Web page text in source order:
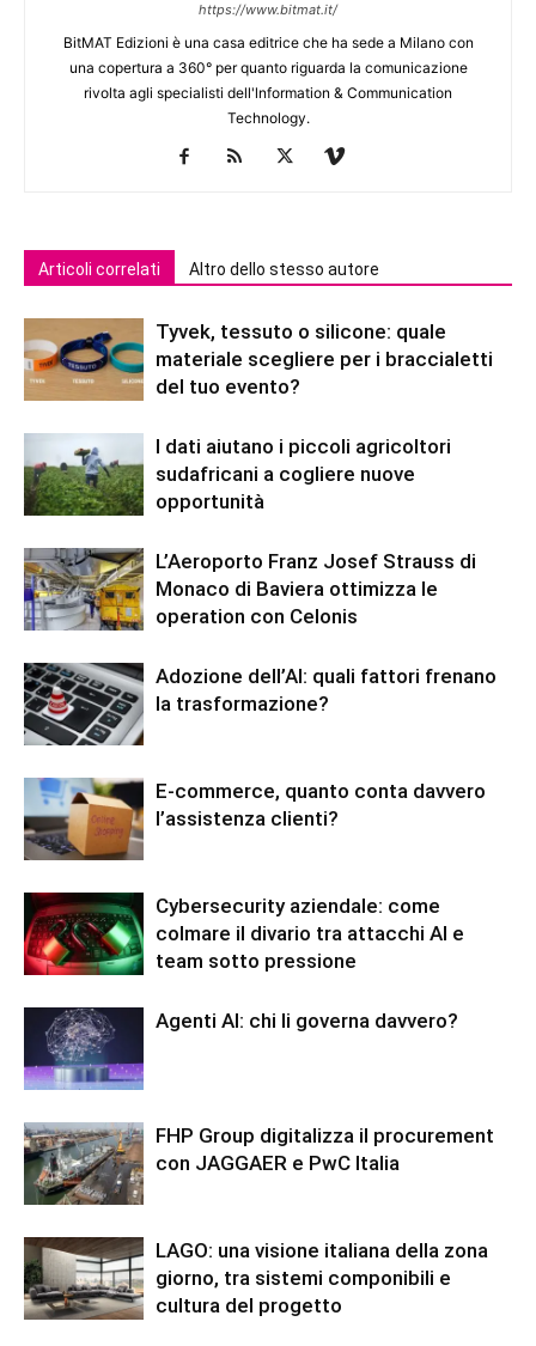
https://www.bitmat.it/
BitMAT Edizioni è una casa editrice che ha sede a Milano con
una copertura a 360° per quanto riguarda la comunicazione
rivolta agli specialisti dell'lnformation & Communication
Technology.
Articoli correlati Altro dello stesso autore
Tyvek, tessuto o silicone: quale
materiale scegliere per i braccialetti
del tuo evento?
I dati aiutano i piccoli agricoltori
sudafricani a cogliere nuove
opportunità
L’Aeroporto Franz Josef Strauss di
Monaco di Baviera ottimizza le
operation con Celonis
Adozione dell’AI: quali fattori frenano
la trasformazione?
E-commerce, quanto conta davvero
l’assistenza clienti?
Cybersecurity aziendale: come
colmare il divario tra attacchi AI e
team sotto pressione
Agenti AI: chi li governa davvero?
FHP Group digitalizza il procurement
con JAGGAER e PwC Italia
LAGO: una visione italiana della zona
giorno, tra sistemi componibili e
cultura del progetto